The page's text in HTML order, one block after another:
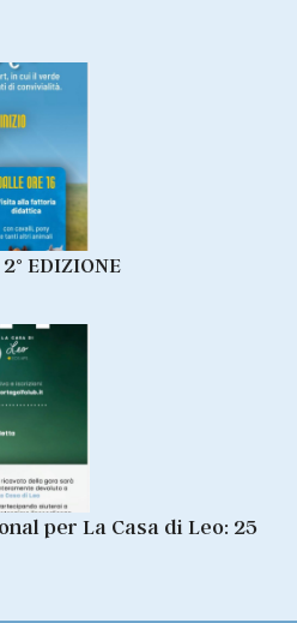
EDIZIONE
per La Casa di Leo: 25